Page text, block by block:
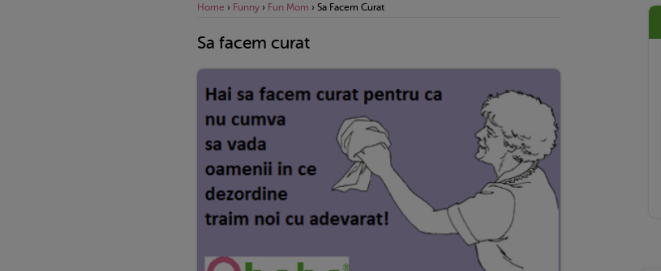
Home › Funny › Fun Mom › Sa Facem Curat
Sa facem curat